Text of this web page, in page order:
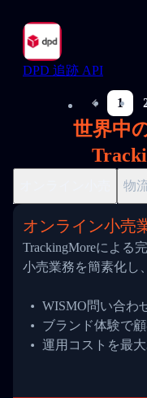
DPD 追跡 API
1
世界中
物
オンライン小売
TrackingMoreによる
小売業務を簡素化し
WISMO問い合わ
ブランド体験で
運用コストを最